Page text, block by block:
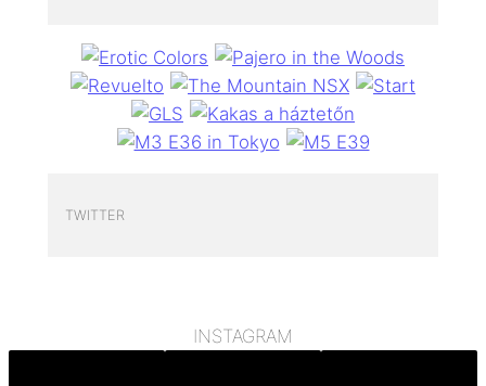
TWITTER
INSTAGRAM